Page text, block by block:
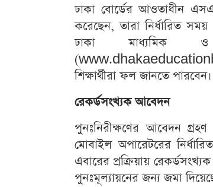
ঢাকা বোর্ডের আওতাধীন
করেছেন, তারা নির্ধারিত
ঢাকা মাধ্যমিক ও
শিক্ষার্থীরা ফল জানতে পারবেন।
রেকর্ডসংখ্যক আবেদন
পুনঃনিরীক্ষণের আবেদন
মোবাইল অপারেটরের
এবারের প্রক্রিয়ায়
পুনঃমূল্যায়নের জন্য জমা